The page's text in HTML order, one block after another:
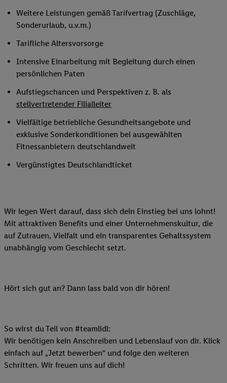
Weitere Leistungen gemäß Tarifvertrag (Zuschläge,
Sonderurlaub, u.v.m.)
Tarifliche Altersvorsorge
Intensive Einarbeitung mit Begleitung durch einen
persönlichen Paten
Aufstiegschancen und Perspektiven z. B. als
stellvertretender Filialleiter
Vielfältige betriebliche Gesundheitsangebote und
exklusive Sonderkonditionen bei ausgewählten
Fitnessanbietern deutschlandweit
Vergünstigtes Deutschlandticket
Wir legen Wert darauf, dass sich dein Einstieg bei uns lohnt!
Mit attraktiven Benefits und einer Unternehmenskultur, die
auf Zutrauen, Vielfalt und ein transparentes Gehaltssystem
unabhängig vom Geschlecht setzt.
Hört sich gut an? Dann lass bald von dir hören!
So wirst du Teil von #teamlidl:
Wir benötigen kein Anschreiben und Lebenslauf von dir. Klick
einfach auf „Jetzt bewerben“ und folge den weiteren
Schritten. Wir freuen uns auf dich!